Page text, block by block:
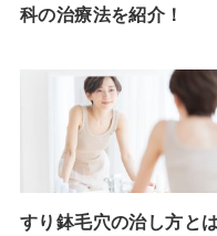
科の治療法を紹介！
すり鉢毛穴の治し方と